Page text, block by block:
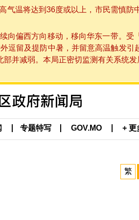
温将达到36度或以上，市民需慎
向偏西方向移动，移向华东一带。
留及提防中暑，并留意高温触发引
并减弱。本局正密切监测有关系统
专题特写 GOV.MO + 更
繁